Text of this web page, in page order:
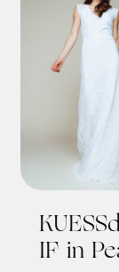
IF in